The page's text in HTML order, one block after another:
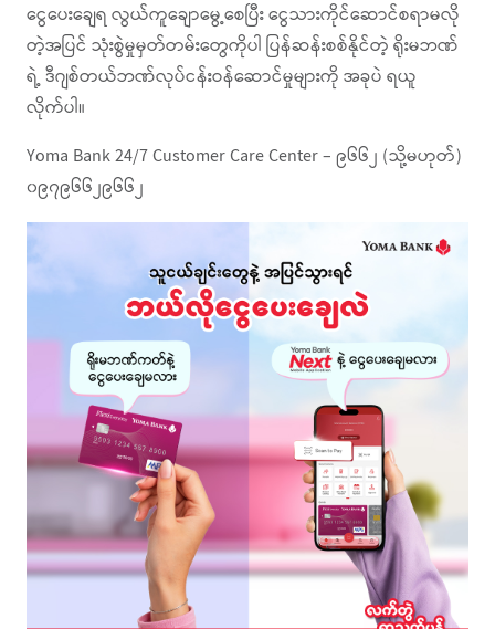
ငွေပေးချေရ လွယ်ကူချောမွေ့စေပြီး ငွေသားကိုင်ဆောင်စရာမလို
တဲ့အပြင် သုံးစွဲမှုမှတ်တမ်းတွေကိုပါ ပြန်ဆန်းစစ်နိုင်တဲ့ ရိုးမဘဏ်
ရဲ့ ဒီဂျစ်တယ်ဘဏ်လုပ်ငန်းဝန်ဆောင်မှုများကို အခုပဲ ရယူ
လိုက်ပါ။
Yoma Bank 24/7 Customer Care Center – ၉၆၆၂ (သို့မဟုတ်)
၀၉၇၉၆၆၂၉၆၆၂